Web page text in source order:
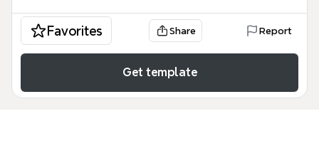
Favorites Share Report
Get template